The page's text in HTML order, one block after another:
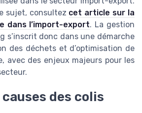
sujet, consultez cet article sur la
dans l’import-export. La gestion
s’inscrit donc dans une démarche
des déchets et d’optimisation de
avec des enjeux majeurs pour les
des colis